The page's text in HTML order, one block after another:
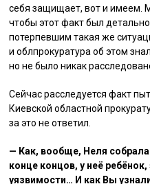
себя защищает, вот и имеем.
чтобы этот факт был
потерпевшим такая же
и облпрокуратура об этом
но не было никак
Сейчас расследуется факт
Киевской областной
за это не ответил.
— Как, вообще, Неля
конце концов, у неё
уязвимости… И как Вы